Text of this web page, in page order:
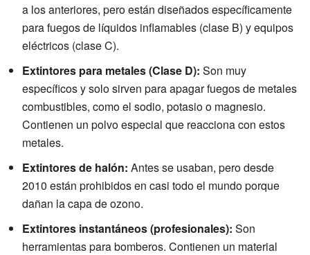
a los anteriores, pero están diseñados específicamente
para fuegos de líquidos inflamables (clase B) y equipos
eléctricos (clase C).
Extintores para metales (Clase D): Son muy
específicos y solo sirven para apagar fuegos de metales
combustibles, como el sodio, potasio o magnesio.
Contienen un polvo especial que reacciona con estos
metales.
Extintores de halón: Antes se usaban, pero desde
2010 están prohibidos en casi todo el mundo porque
dañan la capa de ozono.
Extintores instantáneos (profesionales): Son
herramientas para bomberos. Contienen un material